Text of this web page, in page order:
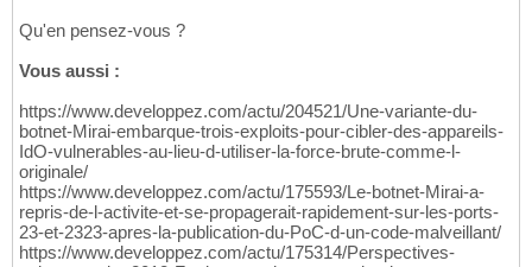
Qu'en pensez-vous ?
Vous aussi :
https://www.developpez.com/actu/204521/Une-variante-du-
botnet-Mirai-embarque-trois-exploits-pour-cibler-des-appareils-
IdO-vulnerables-au-lieu-d-utiliser-la-force-brute-comme-l-
originale/
https://www.developpez.com/actu/175593/Le-botnet-Mirai-a-
repris-de-l-activite-et-se-propagerait-rapidement-sur-les-ports-
23-et-2323-apres-la-publication-du-PoC-d-un-code-malveillant/
https://www.developpez.com/actu/175314/Perspectives-